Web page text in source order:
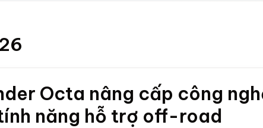
Octa nâng cấp công
năng hỗ trợ off-road